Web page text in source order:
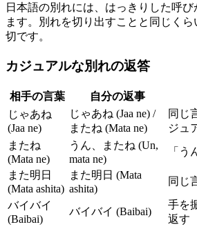
日本語の別れには、はっきりした呼び
ます。別れを切り出すことと同じく
切です。
カジュアルな別れの返答
相手の言葉 自分の返事
じゃあね
(Jaa ne)
じゃあね (Jaa ne) /
またね (Mata ne)
同じ
ジュ
またね
(Mata ne)
うん、またね (Un,
mata ne)
「う
また明日
(Mata ashita)
また明日 (Mata
ashita)
同じ
バイバイ
(Baibai)
バイバイ (Baibai)
手を
返す